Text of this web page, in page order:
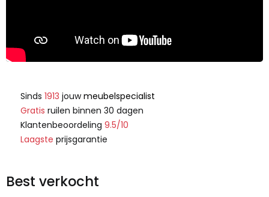
Sinds 1913 jouwmeubelspecialist
Gratis ruilen binnen 30 dagen
Klantenbeoordeling 9.5/10
Laagste prijsgarantie
Best verkocht